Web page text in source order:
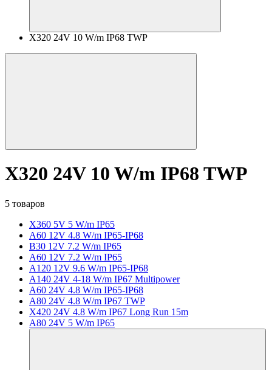
X320 24V 10 W/m IP68 TWP
X320 24V 10 W/m IP68 TWP
5 товаров
X360 5V 5 W/m IP65
A60 12V 4.8 W/m IP65-IP68
B30 12V 7.2 W/m IP65
A60 12V 7.2 W/m IP65
A120 12V 9.6 W/m IP65-IP68
A140 24V 4-18 W/m IP67 Multipower
A60 24V 4.8 W/m IP65-IP68
A80 24V 4.8 W/m IP67 TWP
X420 24V 4.8 W/m IP67 Long Run 15m
A80 24V 5 W/m IP65